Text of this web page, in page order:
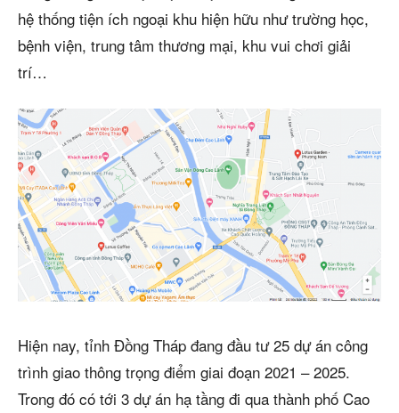
hệ thống tiện ích ngoại khu hiện hữu như trường học,
bệnh viện, trung tâm thương mại, khu vui chơi giải
trí…
Hiện nay, tỉnh Đồng Tháp đang đầu tư 25 dự án công
trình giao thông trọng điểm giai đoạn 2021 – 2025.
Trong đó có tới 3 dự án hạ tầng đi qua thành phố Cao